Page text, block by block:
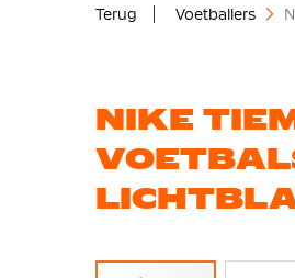
Terug Voetballers
NIKE
Ga